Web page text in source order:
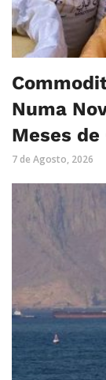
Numa
Meses
7 de Agosto, 2026